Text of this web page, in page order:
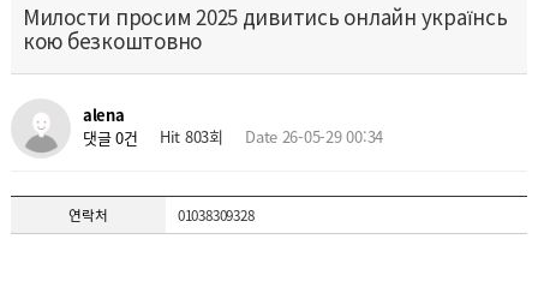
Милости просим 2025 дивитись онлайн українсь
кою безкоштовно
alena
댓글 0건
Hit 803회 Date 26-05-29 00:34
연락처 01038309328